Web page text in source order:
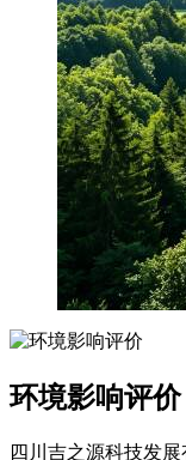
环境影响评价
四川吉之源科技发